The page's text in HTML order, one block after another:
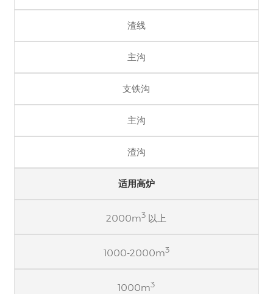
渣线
主沟
支铁沟
主沟
渣沟
适用高炉
2000m3 以上
1000-2000m3
1000m3